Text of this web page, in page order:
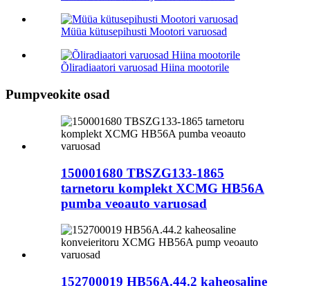
Müüa kütusepihusti Mootori varuosad
Õliradiaatori varuosad Hiina mootorile
Pumpveokite osad
150001680 TBSZG133-1865
tarnetoru komplekt XCMG HB56A
pumba veoauto varuosad
152700019 HB56A.44.2 kaheosaline